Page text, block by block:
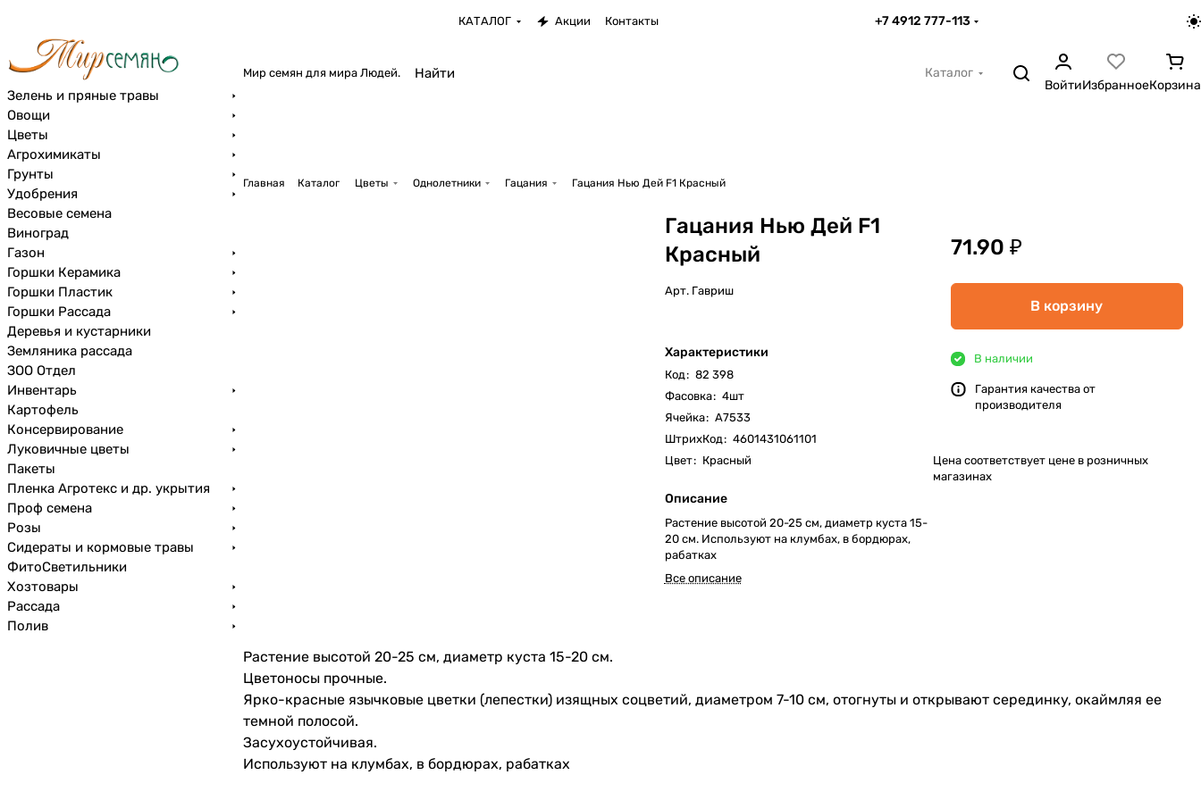
КАТАЛОГ Акции Контакты +7 4912 777-113
Мир семян для мира Людей.
Каталог
ВойтиИзбранноеКорзина
Главная Каталог Цветы Однолетники Гацания Гацания Нью Дей F1 Красный
Гацания Нью Дей F1
Красный
Арт. Гавриш
Характеристики
Код: 82 398
Фасовка: 4шт
Ячейка: А7533
ШтрихКод: 4601431061101
Цвет: Красный
Описание
Растение высотой 20-25 см, диаметр куста 15-
20 см. Используют на клумбах, в бордюрах,
рабатках
Все описание
71.90 ₽
В корзину
В наличии
Гарантия качества от
производителя
Цена соответствует цене в розничных
магазинах
Растение высотой 20-25 см, диаметр куста 15-20 см.
Цветоносы прочные.
Ярко-красные язычковые цветки (лепестки) изящных соцветий, диаметром 7-10 см, отогнуты и открывают серединку, окаймляя ее
темной полосой.
Засухоустойчивая.
Используют на клумбах, в бордюрах, рабатках
Зелень и пряные травы
Овощи
Цветы
Агрохимикаты
Грунты
Удобрения
Весовые семена
Виноград
Газон
Горшки Керамика
Горшки Пластик
Горшки Рассада
Деревья и кустарники
Земляника рассада
ЗОО Отдел
Инвентарь
Картофель
Консервирование
Луковичные цветы
Пакеты
Пленка Агротекс и др. укрытия
Проф семена
Розы
Сидераты и кормовые травы
ФитоСветильники
Хозтовары
Рассада
Полив